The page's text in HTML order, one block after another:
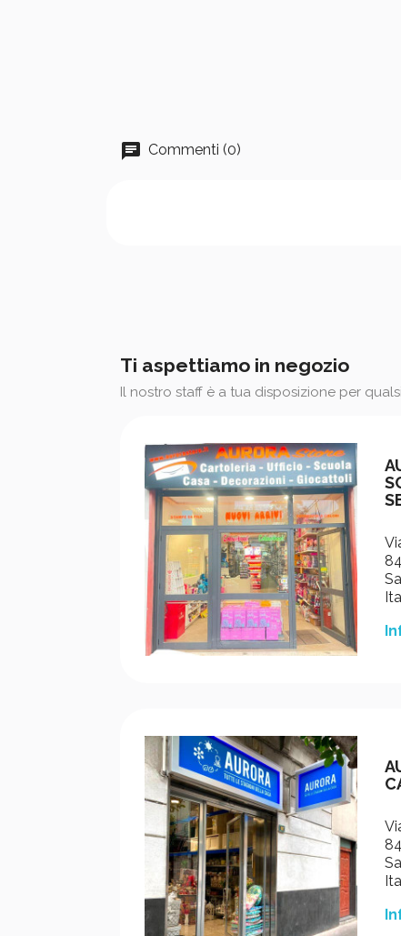
Commenti (0)
Ti aspettiamo in negozio
Il nostro staff è a tua disposizione per